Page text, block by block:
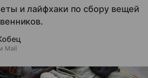
и лайфхаки по сбору вещей
Mail